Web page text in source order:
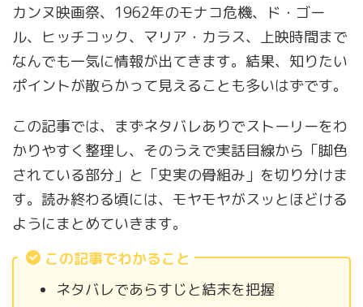
カンヌ映画祭、1962年のモナコ危機、ド・ゴー
ル、ヒッチコック、マリア・カラス、上映時間まで
なんでも一気に情報が出てきます。結果、知りたい
ポイントが散らかって見えることも多いはずです。
この記事では、まずネタバレありでストーリーをわ
かりやすく整理し、そのうえで実話目線から「脚色
されている部分」と「史実の骨組み」を切り分けま
す。読み終わる頃には、モヤモヤがスッとほどける
ようにまとめていきます。
この記事でわかること
ネタバレであらすじと結末を把握